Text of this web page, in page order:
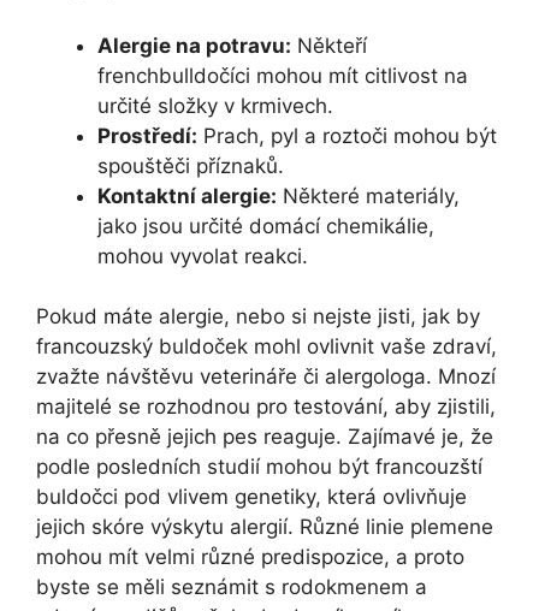
Alergie na potravu: Někteří
⁣frenchbulldočíci mohou‍ mít citlivost na
určité složky v ⁤krmivech.
Prostředí: Prach, pyl a roztoči mohou být
spouštěči příznaků.
Kontaktní alergie: Některé materiály,
jako jsou ⁣určité domácí chemikálie,
mohou vyvolat⁢ reakci.
Pokud máte alergie, nebo si nejste jisti,​ jak ⁢by⁤
francouzský buldoček mohl ovlivnit ‌vaše⁢ zdraví,
⁤zvažte návštěvu veterináře či alergologa. Mnozí
⁣majitelé ⁢se rozhodnou pro testování, aby zjistili,
na co přesně jejich pes reaguje. Zajímavé je, že
podle ⁤posledních studií mohou‌ být francouzští
⁣buldočci pod vlivem genetiky, která ovlivňuje
jejich ​skóre‍ výskytu alergií. Různé linie plemene
mohou mít velmi různé predispozice, a proto⁤
byste se měli seznámit s rodokmenem a